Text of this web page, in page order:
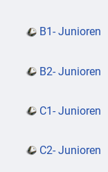
B1- Junioren
B2- Junioren
C1- Junioren
C2- Junioren